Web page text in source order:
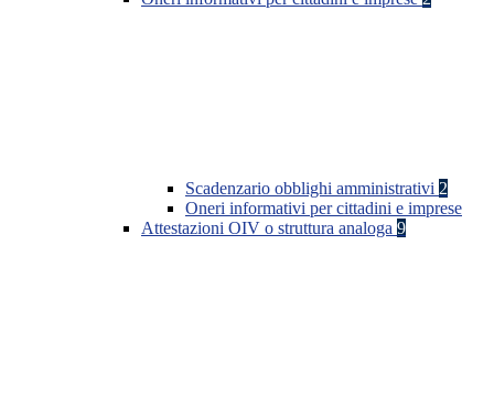
Scadenzario obblighi amministrativi 2
Oneri informativi per cittadini e imprese
Attestazioni OIV o struttura analoga 9